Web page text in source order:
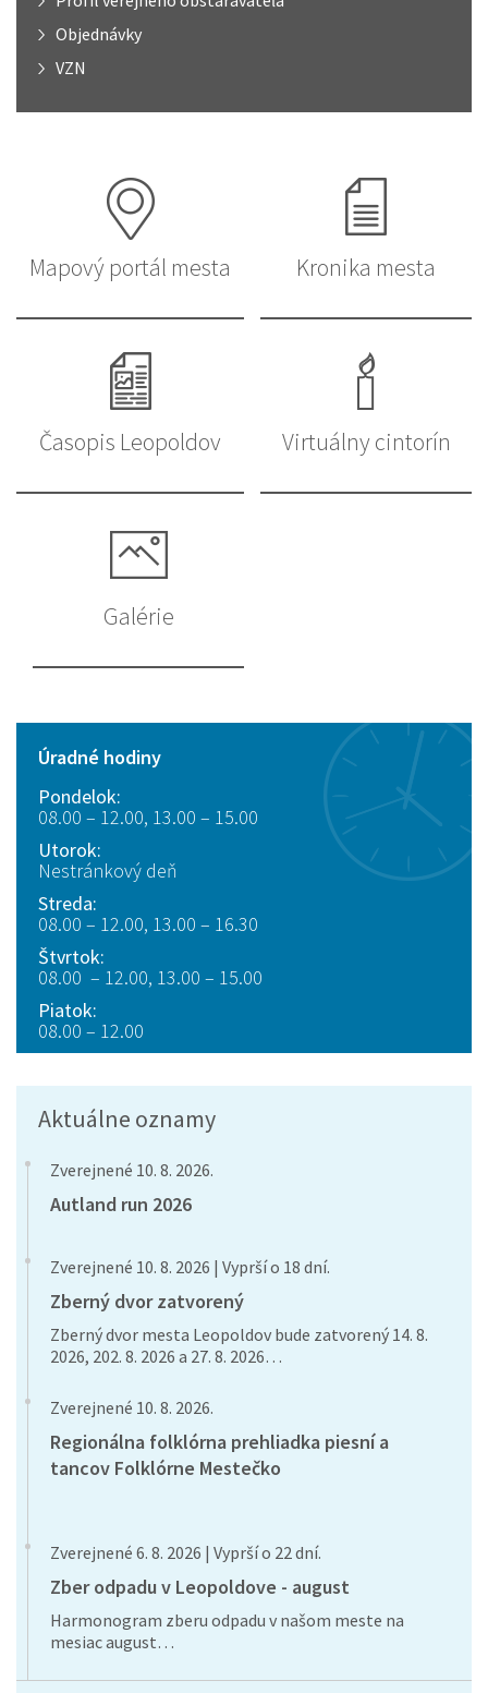
Objednávky
VZN
Mapový portál mesta Kronika mesta
Časopis Leopoldov Virtuálny cintorín
Galérie
Úradné hodiny
Pondelok:
08.00 – 12.00, 13.00 – 15.00
Utorok:
Nestránkový deň
Streda:
08.00 – 12.00, 13.00 – 16.30
Štvrtok:
08.00 – 12.00, 13.00 – 15.00
Piatok:
08.00 – 12.00
Aktuálne oznamy
Zverejnené 10. 8. 2026.
Autland run 2026
Zverejnené 10. 8. 2026 | Vyprší o 18 dní.
Zberný dvor zatvorený
Zberný dvor mesta Leopoldov bude zatvorený 14. 8.
2026, 202. 8. 2026 a 27. 8. 2026…
Zverejnené 10. 8. 2026.
Regionálna folklórna prehliadka piesní a
tancov Folklórne Mestečko
Zverejnené 6. 8. 2026 | Vyprší o 22 dní.
Zber odpadu v Leopoldove - august
Harmonogram zberu odpadu v našom meste na
mesiac august…